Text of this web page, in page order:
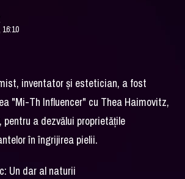
inventator și estetician, a fost
"Mi-Th Influencer" cu Thea Haimovitz,
pentru a dezvălui proprietățile
în îngrijirea pielii.
Un dar al naturii